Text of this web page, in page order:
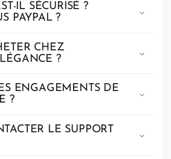
IL SÉCURISÉ ?
PAYPAL ?
CHEZ
?
ENGAGEMENTS DE
?
LE SUPPORT